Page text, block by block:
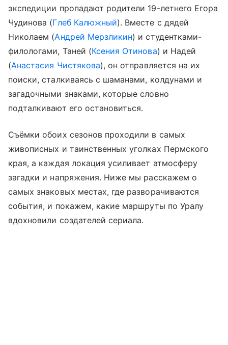
экспедиции пропадают родители 19-летнего Егора
Чудинова (Глеб Калюжный). Вместе с дядей
Николаем (Андрей Мерзликин) и студентками-
филологами, Таней (Ксения Отинова) и Надей
(Анастасия Чистякова), он отправляется на их
поиски, сталкиваясь с шаманами, колдунами и
загадочными знаками, которые словно
подталкивают его остановиться.
Съёмки обоих сезонов проходили в самых
живописных и таинственных уголках Пермского
края, а каждая локация усиливает атмосферу
загадки и напряжения. Ниже мы расскажем о
самых знаковых местах, где разворачиваются
события, и покажем, какие маршруты по Уралу
вдохновили создателей сериала.